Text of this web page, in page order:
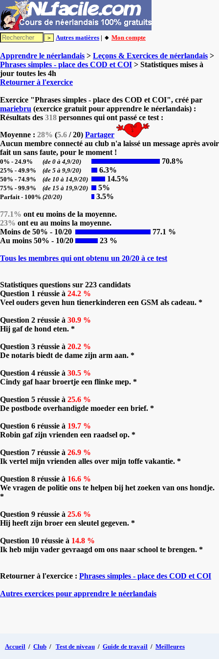
Autres matières | 🔸 Mon compte
Apprendre le néerlandais > Leçons & Exercices de néerlandais >
Phrases simples - place des COD et COI > Statistiques mises à
jour toutes les 4h
Retourner à l'exercice
Exercice "Phrases simples - place des COD et COI", créé par
mariebru (exercice gratuit pour apprendre le néerlandais) :
Résultats des 318 personnes qui ont passé ce test :
Moyenne : 28% (5.6 / 20) Partager
Aucun membre connecté au club n'a laissé un message après avoir
fait un sans faute, pour le moment !
0% - 24.9% (de 0 à 4,9/20) 70.8%
25% - 49.9% (de 5 à 9,9/20) 6.3%
50% - 74.9% (de 10 à 14,9/20) 14.5%
75% - 99.9% (de 15 à 19,9/20) 5%
Parfait - 100% (20/20) 3.5%
77.1% ont eu moins de la moyenne.
23% ont eu au moins la moyenne.
Moins de 50% - 10/20
77.1 %
Au moins 50% - 10/20
23 %
Tous les membres qui ont obtenu un 20/20 à ce test
Statistiques questions sur 223 candidats
Question 1 réussie à 24.2 %
Veel ouders geven hun tienerkinderen een GSM als cadeau. *
Question 2 réussie à 30.9 %
Hij gaf de hond eten. *
Question 3 réussie à 20.2 %
De notaris biedt de dame zijn arm aan. *
Question 4 réussie à 30.5 %
Cindy gaf haar broertje een flinke mep. *
Question 5 réussie à 25.6 %
De postbode overhandigde moeder een brief. *
Question 6 réussie à 19.7 %
Robin gaf zijn vrienden een raadsel op. *
Question 7 réussie à 26.9 %
Ik vertel mijn vrienden alles over mijn toffe vakantie. *
Question 8 réussie à 16.6 %
We vragen de politie ons te helpen bij het zoeken van ons hondje.
*
Question 9 réussie à 25.6 %
Hij heeft zijn broer een sleutel gegeven. *
Question 10 réussie à 14.8 %
Ik heb mijn vader gevraagd om ons naar school te brengen. *
Retourner à l'exercice : Phrases simples - place des COD et COI
Autres exercices pour apprendre le néerlandais
Accueil / Club / Test de niveau / Guide de travail / Meilleures